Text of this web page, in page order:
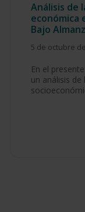
Análisis de
económica
Bajo
5 de octubre
En el
un análisis de